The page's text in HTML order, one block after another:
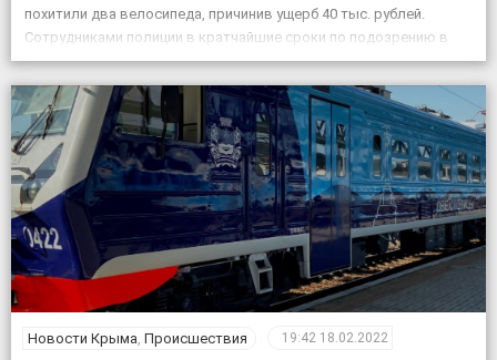
похитили два велосипеда, причинив ущерб 40 тыс. рублей.
Сотрудниками полиции в кратчайшие сроки по подозрению в
совершении данных преступлений задержаны двое […]
Новости Крыма Происшествия 19:42 18.02.2022